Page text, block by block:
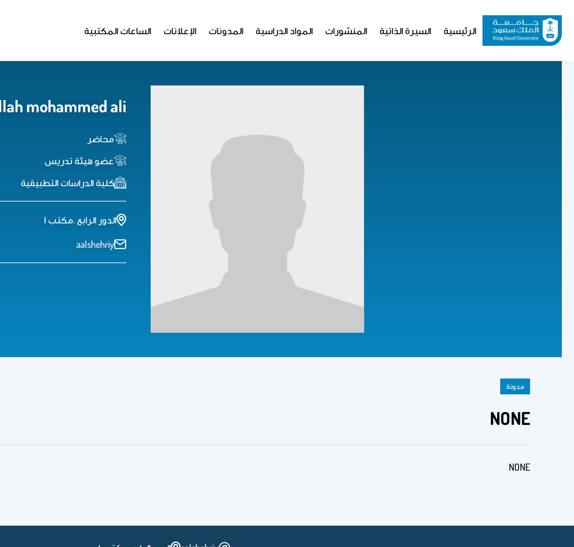
المحتوى
الرئيسي
Website
الرئيسية السيرة الذاتية المنشورات المواد الدراسية المدونات الإعلانات الساعات المكتبية
mohammed ali
محاضر
عضو هيئة تدريس
كلية الدراسات التطبيقية
الدور الرابع .مكتب ١
aalshehriy
مدونة
NONE
NONE